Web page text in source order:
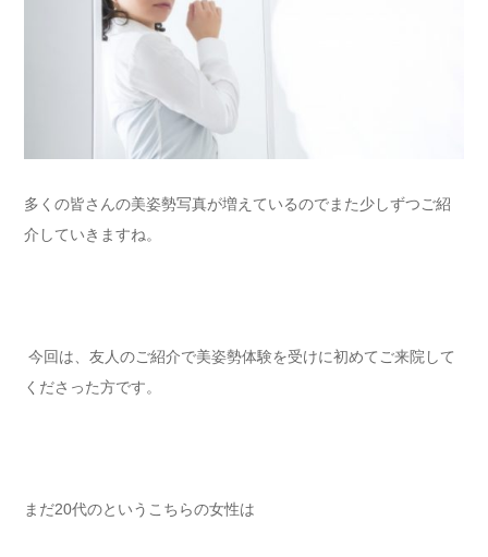
多くの皆さんの美姿勢写真が増えているのでまた少しずつご紹
介していきますね。
今回は、友人のご紹介で美姿勢体験を受けに初めてご来院して
くださった方です。
まだ20代のというこちらの女性は